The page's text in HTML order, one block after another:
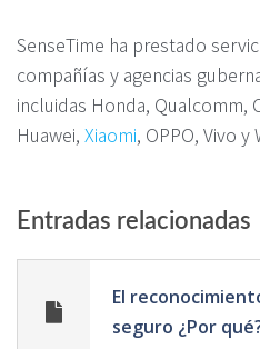
SenseTime ha prestado
compañías y agencias
incluidas Honda, Qualcomm,
Huawei, Xiaomi, OPPO, Vivo y
Entradas relacionadas
El
seguro ¿Por